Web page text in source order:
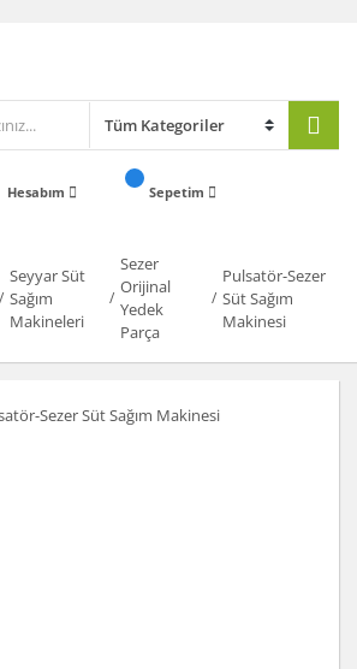
Hesabım Sepetim
Seyyar Süt
Sağım
Makineleri
Sezer
Orijinal
Yedek
Parça
Pulsatör-Sezer
Süt Sağım
Makinesi